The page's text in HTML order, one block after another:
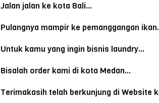
Jalan jalan ke kota Bali…
Pulangnya mampir ke pemanggangan
Untuk kamu yang ingin bisnis laundry…
Bisalah order kami di kota Medan…
Terimakasih telah berkunjung di Website